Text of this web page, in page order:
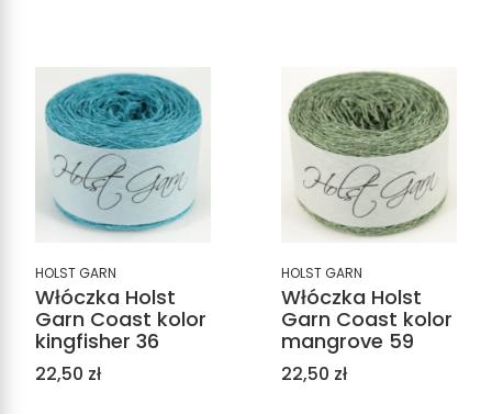
HOLST GARN
Włóczka Holst
Garn Coast kolor
kingfisher 36
Cena
22,50 zł
HOLST GARN
Włóczka Holst
Garn Coast kolor
mangrove 59
Cena
22,50 zł